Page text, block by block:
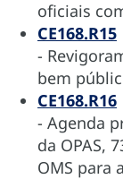
oficiais
CE168.R15
-
bem
CE168.R16
- Agenda
da OPAS,
OMS para